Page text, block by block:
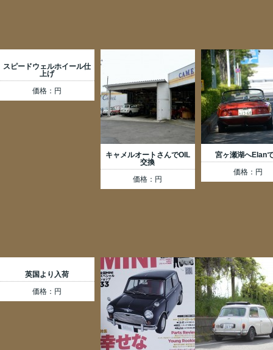
スピードウェルホイール仕
上げ
価格：円
キャメルオートさんでOIL
交換
価格：円
宮ヶ瀬湖へElan
価格：円
英国より入荷
価格：円